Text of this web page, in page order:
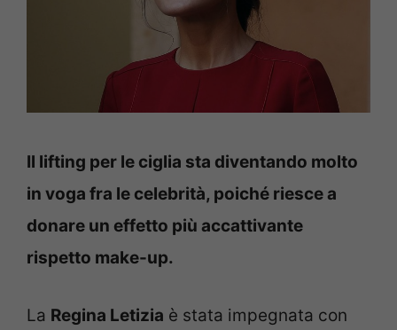
Il lifting per le ciglia sta diventando molto
in voga fra le celebrità, poiché riesce a
donare un effetto più accattivante
rispetto make-up.
La Regina Letizia è stata impegnata con